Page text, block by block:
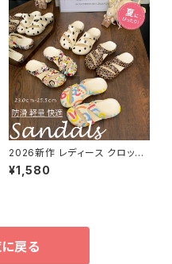
2026新作 レディース クロッグ
サンダル スリッパ 靴 シューズ
ベランダ 軽量 アウトドア カジュ
¥1,580
戻る